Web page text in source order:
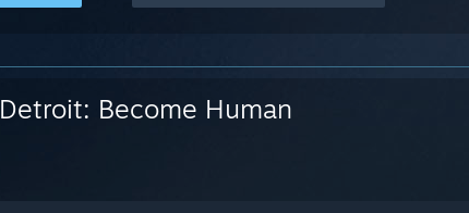
Detroit: Become Human